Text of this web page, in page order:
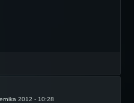
2012 - 10:28